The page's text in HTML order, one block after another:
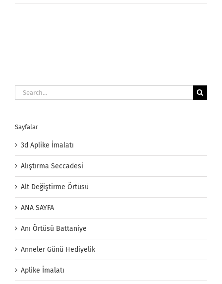
için
Search
for:
Sayfalar
3d Aplike İmalatı
Alıştırma Seccadesi
Alt Değiştirme Örtüsü
ANA SAYFA
Anı Örtüsü Battaniye
Anneler Günü Hediyelik
Aplike İmalatı